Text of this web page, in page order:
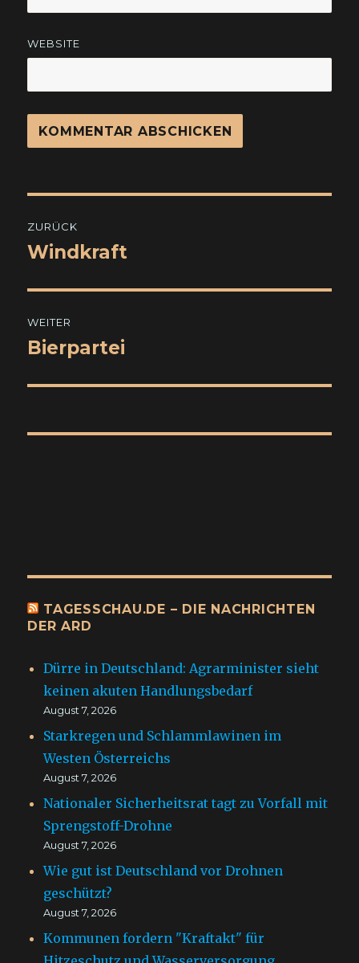
WEBSITE
ZURÜCK
Vorheriger
Windkraft
WEITER
Nächster
Bierpartei
TAGESSCHAU.DE – DIE NACHRICHTEN
DER ARD
Dürre in Deutschland: Agrarminister sieht
keinen akuten Handlungsbedarf
August 7, 2026
Starkregen und Schlammlawinen im
Westen Österreichs
August 7, 2026
Nationaler Sicherheitsrat tagt zu Vorfall mit
Sprengstoff-Drohne
August 7, 2026
Wie gut ist Deutschland vor Drohnen
geschützt?
August 7, 2026
Kommunen fordern "Kraftakt" für